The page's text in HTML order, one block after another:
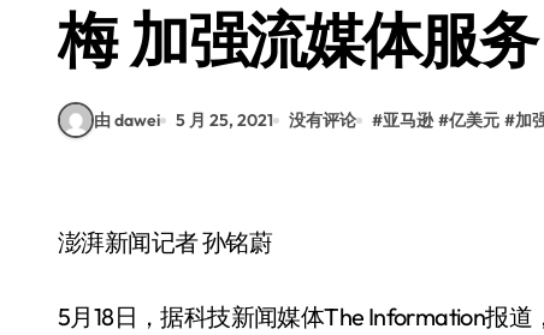
梅 加强流媒体服务
由 dawei 5 月 25, 2021 没有评论 #亚马逊 #亿美元 #加
澎湃新闻记者 孙铭蔚
5月18日，据科技新闻媒体The Information报